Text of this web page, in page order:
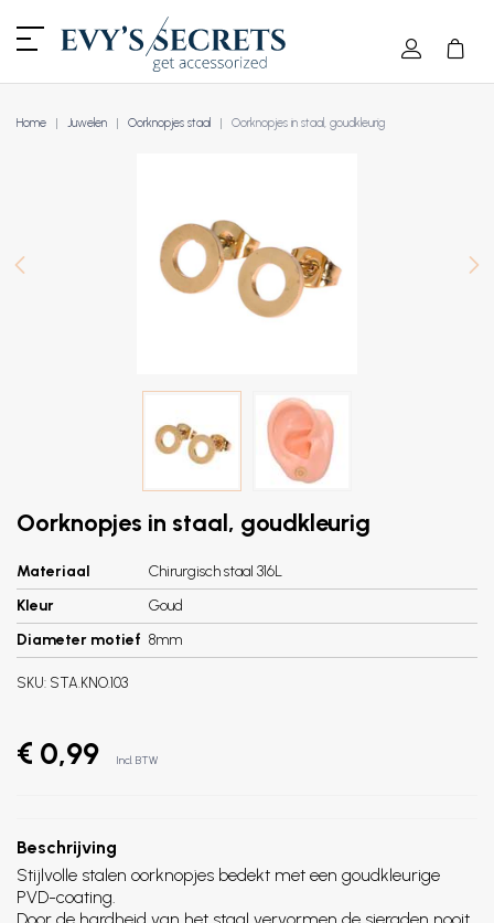
Home Juwelen Oorknopjes staal Oorknopjes in staal, goudkleurig
Oorknopjes in staal, goudkleurig
Materiaal
Chirurgisch staal 316L
Kleur
Goud
Diameter motief 8mm
SKU: STA.KNO.103
€ 0,99 Incl. BTW
Beschrijving
Stijlvolle stalen oorknopjes bedekt met een goudkleurige
PVD-coating.